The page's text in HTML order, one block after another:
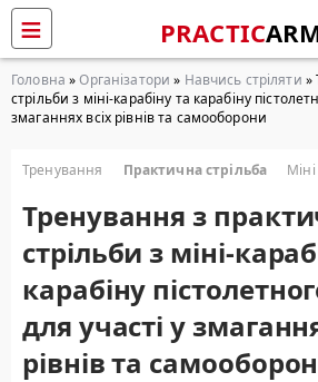
PRACTIC
Головна »Організатори » Навчись стріляти »
стрільби з міні-карабіну та карабіну
змаганнях всіх рівнів та самооборони
Тренування Практична стрільба
Тренування з
стрільби з міні-
карабіну
для участі у
рівнів та